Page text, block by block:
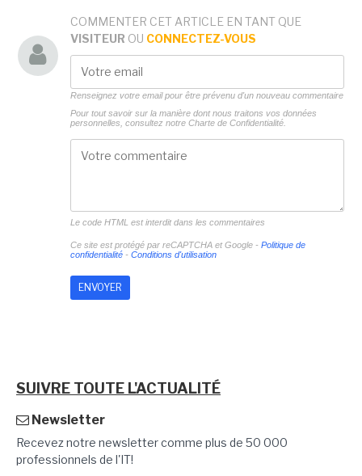
COMMENTER CET ARTICLE EN TANT QUE
VISITEUR OU CONNECTEZ-VOUS
Renseignez votre email pour être prévenu d'un nouveau commentaire
Pour tout savoir sur la manière dont nous traitons vos données
personnelles, consultez notre Charte de Confidentialité.
Le code HTML est interdit dans les commentaires
Ce site est protégé par reCAPTCHA et Google - Politique de
confidentialité- Conditions d'utilisation
SUIVRE TOUTE L'ACTUALITÉ
Newsletter
Recevez notre newsletter comme plus de 50 000
professionnels de l'IT!